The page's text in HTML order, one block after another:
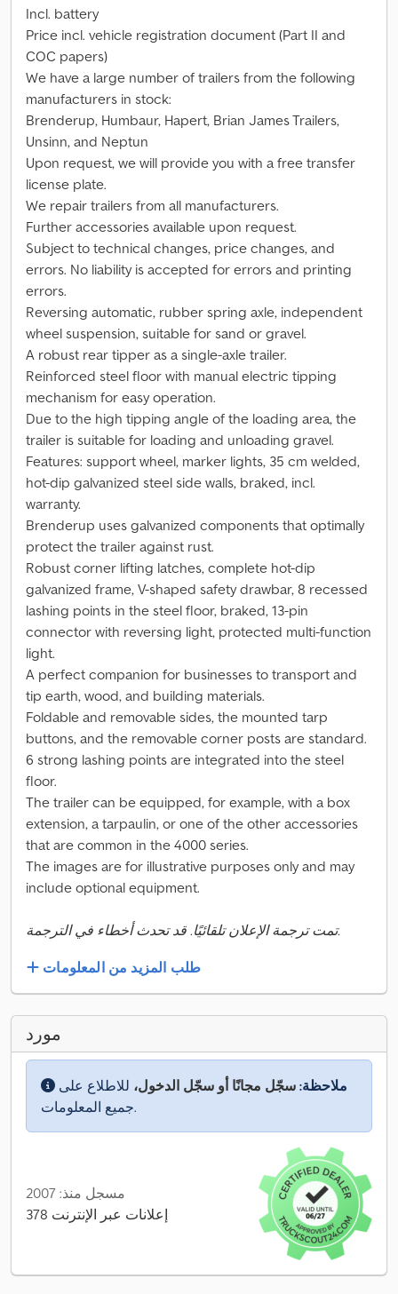
Incl. battery
Price incl. vehicle registration document (Part II and
COC papers)
We have a large number of trailers from the following
manufacturers in stock:
Brenderup, Humbaur, Hapert, Brian James Trailers,
Unsinn, and Neptun
Upon request, we will provide you with a free transfer
license plate.
We repair trailers from all manufacturers.
Further accessories available upon request.
Subject to technical changes, price changes, and
errors. No liability is accepted for errors and printing
errors.
Reversing automatic, rubber spring axle, independent
wheel suspension, suitable for sand or gravel.
A robust rear tipper as a single-axle trailer.
Reinforced steel floor with manual electric tipping
mechanism for easy operation.
Due to the high tipping angle of the loading area, the
trailer is suitable for loading and unloading gravel.
Features: support wheel, marker lights, 35 cm welded,
hot-dip galvanized steel side walls, braked, incl.
warranty.
Brenderup uses galvanized components that optimally
protect the trailer against rust.
Robust corner lifting latches, complete hot-dip
galvanized frame, V-shaped safety drawbar, 8 recessed
lashing points in the steel floor, braked, 13-pin
connector with reversing light, protected multi-function
light.
A perfect companion for businesses to transport and
tip earth, wood, and building materials.
Foldable and removable sides, the mounted tarp
buttons, and the removable corner posts are standard.
6 strong lashing points are integrated into the steel
floor.
The trailer can be equipped, for example, with a box
extension, a tarpaulin, or one of the other accessories
that are common in the 4000 series.
The images are for illustrative purposes only and may
include optional equipment.
تمت ترجمة الإعلان تلقائيًا. قد تحدث أخطاء في الترجمة.
طلب المزيد من المعلومات
مورد
ملاحظة: سجّل مجانًا أو سجّل الدخول، للاطلاع على
جميع المعلومات.
مسجل منذ: 2007
378 إعلانات عبر الإنترنت